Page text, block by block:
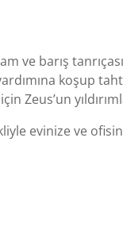
barış
koşup
Zeus’un
evinize ve